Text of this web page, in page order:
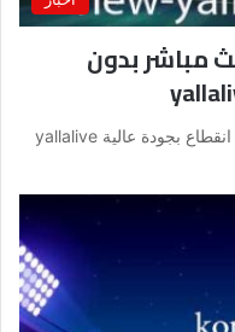
مباشر بدون
يلا لايف نيو مباريات اليوم بث مباشر بدون انقطاع بجودة عالية yallalive